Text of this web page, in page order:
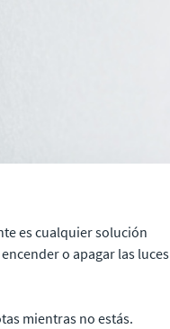
es cualquier solución
o apagar las luces
mientras no estás.